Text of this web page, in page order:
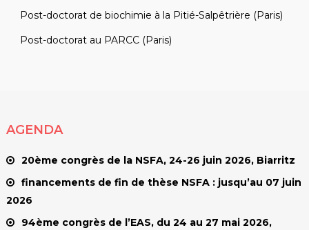
Post-doctorat de biochimie à la Pitié-Salpêtrière (Paris)
Post-doctorat au PARCC (Paris)
AGENDA
20ème congrès de la NSFA, 24-26 juin 2026, Biarritz
financements de fin de thèse NSFA : jusqu’au 07 juin
2026
94ème congrès de l’EAS, du 24 au 27 mai 2026,